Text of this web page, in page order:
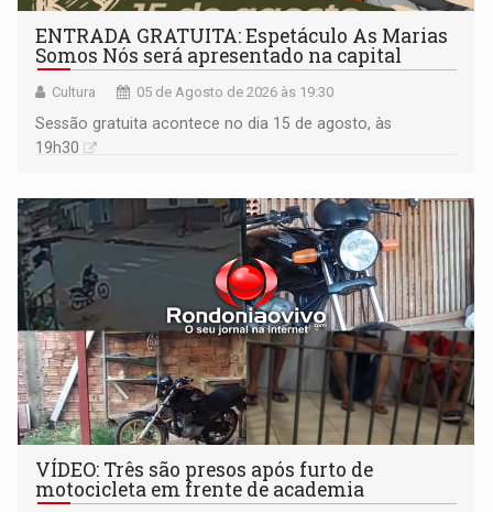
ENTRADA GRATUITA: Espetáculo As Marias
Somos Nós será apresentado na capital
Cultura 05 de Agosto de 2026 às 19:30
Sessão gratuita acontece no dia 15 de agosto, às
19h30
VÍDEO: Três são presos após furto de
motocicleta em frente de academia